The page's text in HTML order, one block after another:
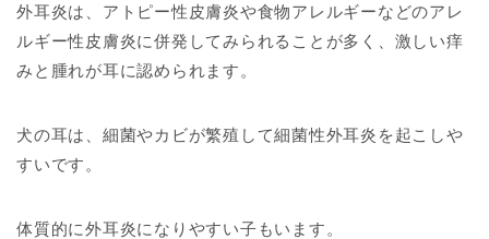
外耳炎は、アトピー性皮膚炎や食物アレルギーなどのアレ
ルギー性皮膚炎に併発してみられることが多く、激しい痒
みと腫れが耳に認められます。
犬の耳は、細菌やカビが繁殖して細菌性外耳炎を起こしや
すいです。
体質的に外耳炎になりやすい子もいます。